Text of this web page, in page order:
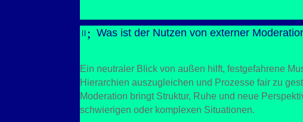
=; Was ist der Nutzen von externer
Ein neutraler Blick von außen hilft, festgefahrene
Hierarchien auszugleichen und Prozesse fair zu
Moderation bringt Struktur, Ruhe und neue
schwierigen oder komplexen Situationen.